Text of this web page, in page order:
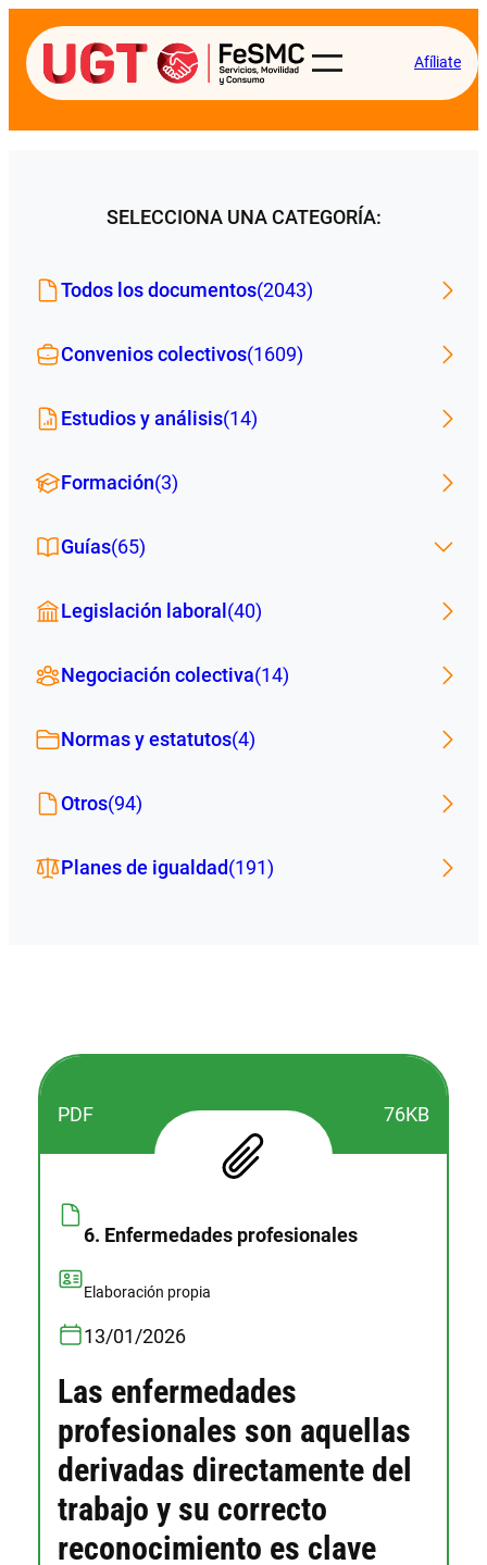
Afíliate
SELECCIONA UNA CATEGORÍA:
Todos los documentos(2043)
Convenios colectivos(1609)
Estudios y análisis(14)
Formación(3)
Guías(65)
Legislación laboral (40)
Negociación colectiva(14)
Normas y estatutos(4)
Otros(94)
Planes de igualdad(191)
PDF 76KB
6. Enfermedades profesionales
Elaboración propia
13/01/2026
Las enfermedades
profesionales son aquellas
derivadas directamente del
trabajo y su correcto
reconocimiento es clave